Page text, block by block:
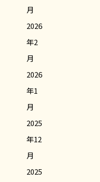
月
2026
年2
月
2026
年1
月
2025
年12
月
2025